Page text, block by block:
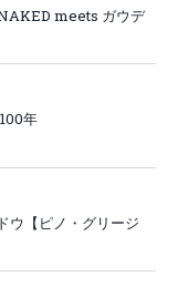
meets ガウデ
年
ウ【ピノ・グリージ